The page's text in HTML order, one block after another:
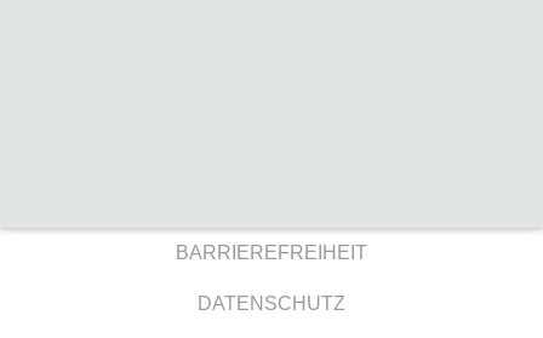
BARRIEREFREIHEIT
DATENSCHUTZ